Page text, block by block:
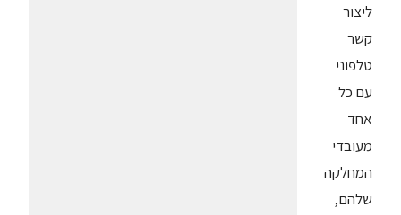
ליצור
קשר
טלפוני
עם כל
אחד
מעובדי
המחלקה
שלהם,